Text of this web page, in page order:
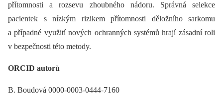
přítomnosti a rozsevu zhoubného nádoru. Správná selekce
pacientek s nízkým rizikem přítomnosti děložního sarkomu
a případné využití nových ochranných systémů hrají zásadní roli
v bezpečnosti této metody.
ORCID autorů
B. Boudová 0000-0003-0444-7160